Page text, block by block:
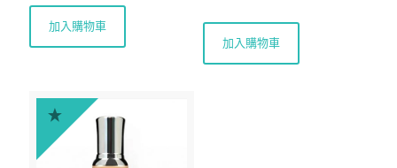
加入購物車
加入購物車